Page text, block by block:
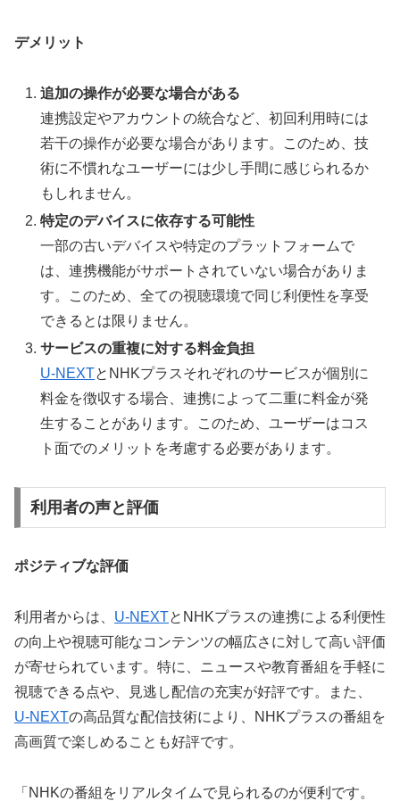
デメリット
追加の操作が必要な場合がある
連携設定やアカウントの統合など、初回利用時には
若干の操作が必要な場合があります。このため、技
術に不慣れなユーザーには少し手間に感じられるか
もしれません。
特定のデバイスに依存する可能性
一部の古いデバイスや特定のプラットフォームで
は、連携機能がサポートされていない場合がありま
す。このため、全ての視聴環境で同じ利便性を享受
できるとは限りません。
サービスの重複に対する料金負担
U-NEXTとNHKプラスそれぞれのサービスが個別に
料金を徴収する場合、連携によって二重に料金が発
生することがあります。このため、ユーザーはコス
ト面でのメリットを考慮する必要があります。
利用者の声と評価
ポジティブな評価
利用者からは、 U-NEXTとNHKプラスの連携による利便性
の向上や視聴可能なコンテンツの幅広さに対して高い評価
が寄せられています。特に、ニュースや教育番組を手軽に
視聴できる点や、見逃し配信の充実が好評です。また、
U-NEXTの高品質な配信技術により、NHKプラスの番組を
高画質で楽しめることも好評です。
「NHKの番組をリアルタイムで見られるのが便利です。